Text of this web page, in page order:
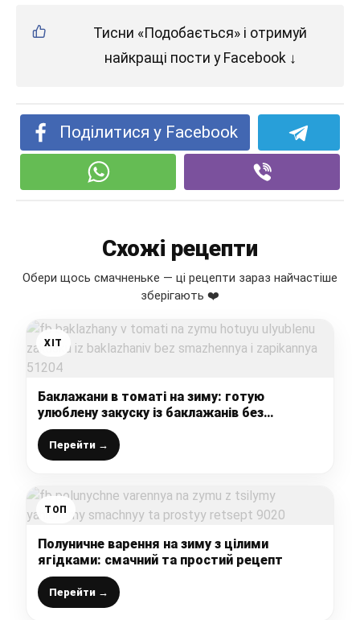
Тисни «Подобається» і отримуй
найкращі пости у Facebook ↓
Поділитися у Facebook
Схожі рецепти
Обери щось смачненьке — ці рецепти зараз найчастіше
зберігають ❤️
ХІТ
Баклажани в томаті на зиму: готую
улюблену закуску із баклажанів без
смаження і запікання
Перейти →
ТОП
Полуничне варення на зиму з цілими
ягідками: смачний та простий рецепт
Перейти →